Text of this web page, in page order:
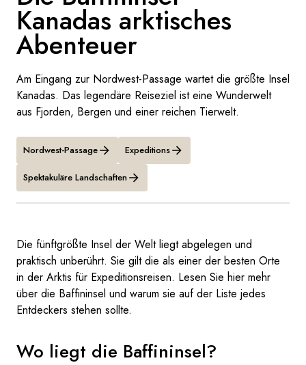
Schweden
Dänemark
Norwegen
Kanadas arktisches
Abenteuer
Am Eingang zur Nordwest-Passage wartet die größte Insel
Kanadas. Das legendäre Reiseziel ist eine Wunderwelt
aus Fjorden, Bergen und einer reichen Tierwelt.
Nordwest-Passage Expeditions
Spektakuläre Landschaften
Die fünftgrößte Insel der Welt liegt abgelegen und
praktisch unberührt. Sie gilt die als einer der besten Orte
in der Arktis für Expeditionsreisen. Lesen Sie hier mehr
über die Baffininsel und warum sie auf der Liste jedes
Entdeckers stehen sollte.
Wo liegt die Baffininsel?